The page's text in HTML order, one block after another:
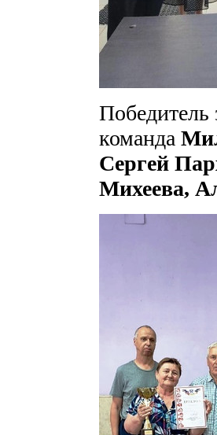
Победитель
команда
Сергей
Михеева,